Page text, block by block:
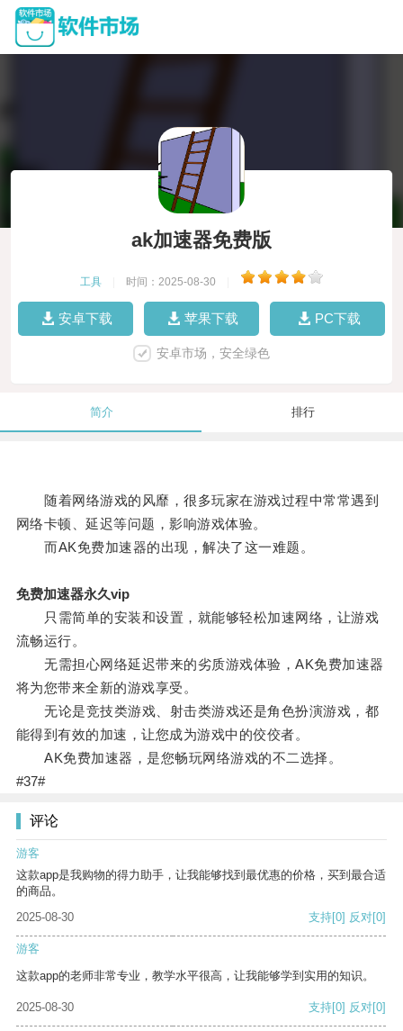
ak加速器免费版
工具 时间：2025-08-30
安卓下载 苹果下载 PC下载
安卓市场，安全绿色
简介 排行
随着网络游戏的风靡，很多玩家在游戏过程中常常遇到
网络卡顿、延迟等问题，影响游戏体验。
而AK免费加速器的出现，解决了这一难题。
免费加速器永久vip
只需简单的安装和设置，就能够轻松加速网络，让游戏
流畅运行。
无需担心网络延迟带来的劣质游戏体验，AK免费加速器
将为您带来全新的游戏享受。
无论是竞技类游戏、射击类游戏还是角色扮演游戏，都
能得到有效的加速，让您成为游戏中的佼佼者。
AK免费加速器，是您畅玩网络游戏的不二选择。
#37#
评论
游客
这款app是我购物的得力助手，让我能够找到最优惠的价格，买到最合适
的商品。
2025-08-30
支持[0] 反对[0]
游客
这款app的老师非常专业，教学水平很高，让我能够学到实用的知识。
2025-08-30 支持[0] 反对[0]